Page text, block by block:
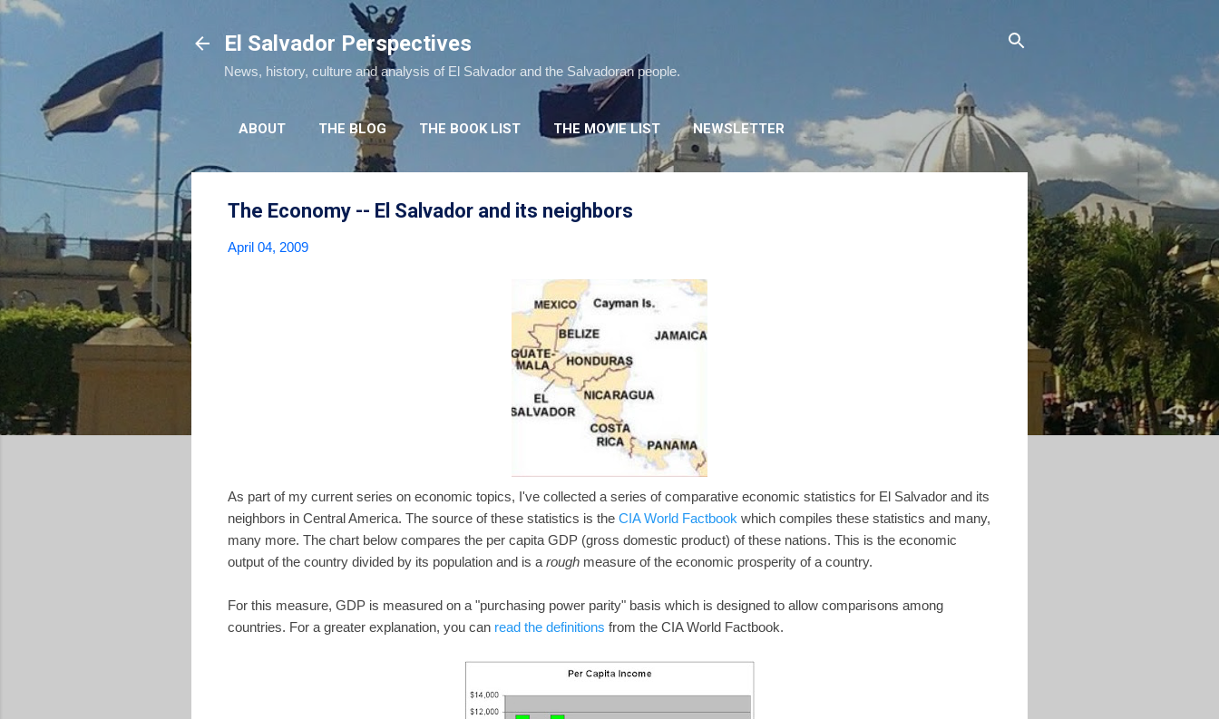
El Salvador Perspectives
News, history, culture and analysis of El Salvador and the Salvadoran people.
ABOUT THE BLOG THE BOOK LIST THE MOVIE LIST NEWSLETTER
The Economy -- El Salvador and its neighbors
April 04, 2009
As part of my current series on economic topics, I've collected a series of comparative economic statistics for El Salvador and its
neighbors in Central America. The source of these statistics is the CIA World Factbook which compiles these statistics and many,
many more. The chart below compares the per capita GDP (gross domestic product) of these nations. This is the economic
output of the country divided by its population and is a rough measure of the economic prosperity of a country.
For this measure, GDP is measured on a "purchasing power parity" basis which is designed to allow comparisons among
countries. For a greater explanation, you can read the definitions from the CIA World Factbook.